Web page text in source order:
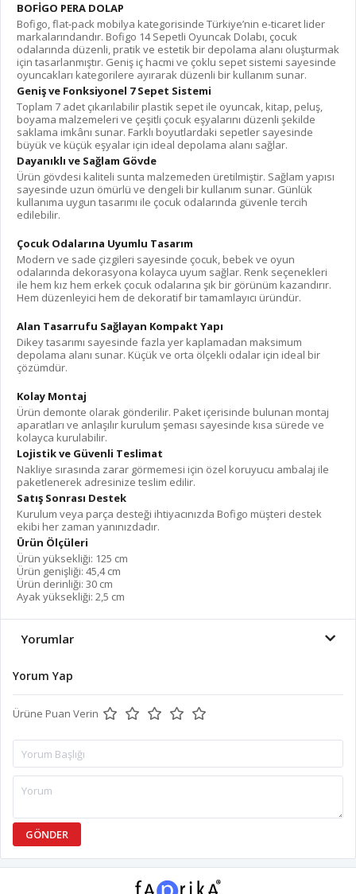
BOFİGO PERA DOLAP
Bofigo, flat-pack mobilya kategorisinde Türkiye’nin e-ticaret lider
markalarındandır. Bofigo 14 Sepetli Oyuncak Dolabı, çocuk
odalarında düzenli, pratik ve estetik bir depolama alanı oluşturmak
için tasarlanmıştır. Geniş iç hacmi ve çoklu sepet sistemi sayesinde
oyuncakları kategorilere ayırarak düzenli bir kullanım sunar.
Geniş ve Fonksiyonel 7 Sepet Sistemi
Toplam 7 adet çıkarılabilir plastik sepet ile oyuncak, kitap, peluş,
boyama malzemeleri ve çeşitli çocuk eşyalarını düzenli şekilde
saklama imkânı sunar. Farklı boyutlardaki sepetler sayesinde
büyük ve küçük eşyalar için ideal depolama alanı sağlar.
Dayanıklı ve Sağlam Gövde
Ürün gövdesi kaliteli sunta malzemeden üretilmiştir. Sağlam yapısı
sayesinde uzun ömürlü ve dengeli bir kullanım sunar. Günlük
kullanıma uygun tasarımı ile çocuk odalarında güvenle tercih
edilebilir.
Çocuk Odalarına Uyumlu Tasarım
Modern ve sade çizgileri sayesinde çocuk, bebek ve oyun
odalarında dekorasyona kolayca uyum sağlar. Renk seçenekleri
ile hem kız hem erkek çocuk odalarına şık bir görünüm kazandırır.
Hem düzenleyici hem de dekoratif bir tamamlayıcı üründür.
Alan Tasarrufu Sağlayan Kompakt Yapı
Dikey tasarımı sayesinde fazla yer kaplamadan maksimum
depolama alanı sunar. Küçük ve orta ölçekli odalar için ideal bir
çözümdür.
Kolay Montaj
Ürün demonte olarak gönderilir. Paket içerisinde bulunan montaj
aparatları ve anlaşılır kurulum şeması sayesinde kısa sürede ve
kolayca kurulabilir.
Lojistik ve Güvenli Teslimat
Nakliye sırasında zarar görmemesi için özel koruyucu ambalaj ile
paketlenerek adresinize teslim edilir.
Satış Sonrası Destek
Kurulum veya parça desteği ihtiyacınızda Bofigo müşteri destek
ekibi her zaman yanınızdadır.
Ürün Ölçüleri
Ürün yüksekliği: 125 cm
Ürün genişliği: 45,4 cm
Ürün derinliği: 30 cm
Ayak yüksekliği: 2,5 cm
Yorumlar
Yorum Yap
Ürüne Puan Verin
GÖNDER